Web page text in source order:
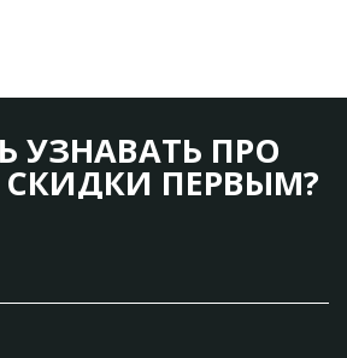
УЗНАВАТЬ ПРО
ПЕРВЫМ?